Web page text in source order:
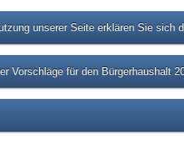
unserer Seite erklären Sie
Vorschläge für den Bürgerhaushalt